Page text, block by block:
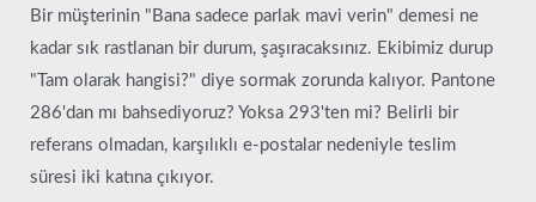
Bir müşterinin "Bana sadece parlak mavi verin" demesi ne
kadar sık rastlanan bir durum, şaşıracaksınız. Ekibimiz durup
"Tam olarak hangisi?" diye sormak zorunda kalıyor. Pantone
286'dan mı bahsediyoruz? Yoksa 293'ten mi? Belirli bir
referans olmadan, karşılıklı e-postalar nedeniyle teslim
süresi iki katına çıkıyor.